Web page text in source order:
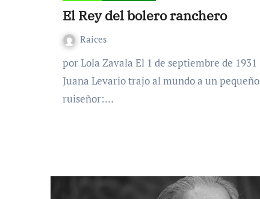
El Rey del bolero ranchero
Raices
por Lola Zavala El 1 de septiembre de 1931
Juana Levario trajo al mundo a un pequeño
ruiseñor:…